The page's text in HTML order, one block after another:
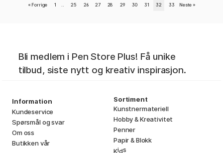
« Forrige 1 25 26 27 28 29 30 31 32 33 Neste »
Bli medlem i Pen Store Plus! Få unike
tilbud, siste nytt og kreativ inspirasjon.
Information
Kundeservice
Spørsmål og svar
Om oss
Butikken vår
Sortiment
Kunstnermateriell
Hobby & Kreativitet
Penner
Papir & Blokk
Kids